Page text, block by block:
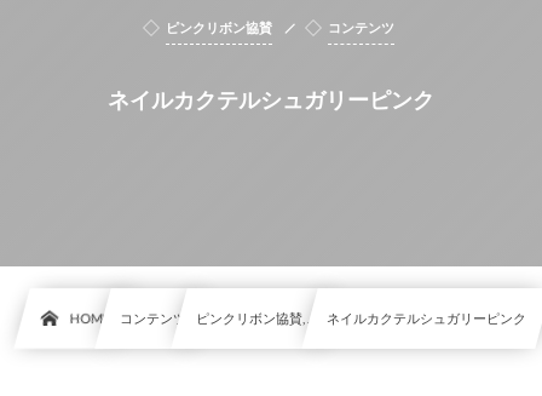
ピンクリボン協賛 コンテンツ
ネイルカクテルシュガリーピンク
HOME コンテンツ ピンクリボン協賛, … ネイルカクテルシュガリーピンク